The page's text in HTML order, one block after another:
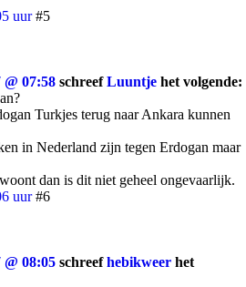
uur #5
@ 07:58 schreefLuuntje het volgende:
Turkjes terug naar Ankara kunnen
in Nederland zijn tegen Erdogan maar
dan is dit niet geheel ongevaarlijk.
uur #6
@ 08:05 schreefhebikweer het